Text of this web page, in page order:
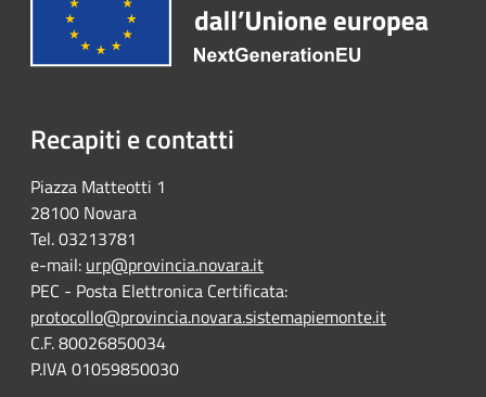
Recapiti e contatti
Piazza Matteotti 1
28100 Novara
Tel. 03213781
e-mail: urp@provincia.novara.it
PEC - Posta Elettronica Certificata:
protocollo@provincia.novara.sistemapiemonte.it
C.F. 80026850034
P.IVA 01059850030